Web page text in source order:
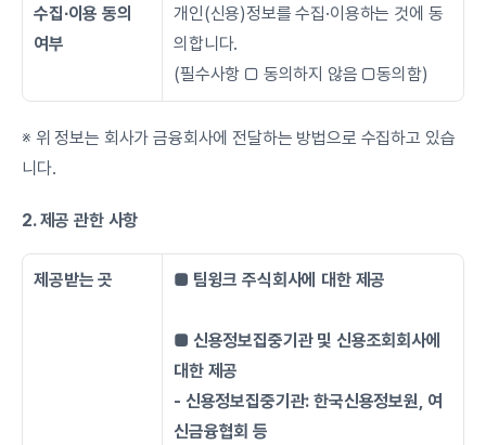
수집∙이용 동의
여부
개인(신용)정보를 수집·이용하는 것에 동
의합니다.
(필수사항 □ 동의하지 않음 □동의함)
※ 위 정보는 회사가 금융회사에 전달하는 방법으로 수집하고 있습
니다.
2. 제공 관한 사항
제공받는 곳 ■ 팀윙크 주식회사에 대한 제공
■ 신용정보집중기관 및 신용조회회사에
대한 제공
- 신용정보집중기관: 한국신용정보원, 여
신금융협회 등